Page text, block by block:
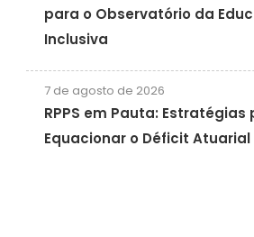
para o Observatório da
Inclusiva
7 de agosto de 2026
RPPS em Pauta: Estratégias
Equacionar o Déficit Atuarial